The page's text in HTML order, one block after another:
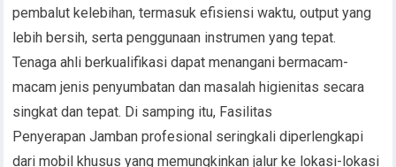
pembalut kelebihan, termasuk efisiensi waktu, output yang
lebih bersih, serta penggunaan instrumen yang tepat.
Tenaga ahli berkualifikasi dapat menangani bermacam-
macam jenis penyumbatan dan masalah higienitas secara
singkat dan tepat. Di samping itu, Fasilitas
Penyerapan Jamban profesional seringkali diperlengkapi
dari mobil khusus yang memungkinkan jalur ke lokasi-lokasi